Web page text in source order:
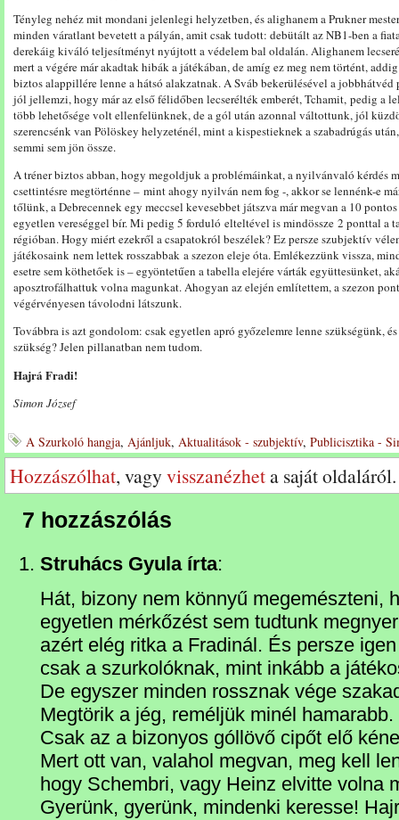
Tényleg nehéz mit mondani jelenlegi helyzetben, és alighanem a Prukner
minden váratlant bevetett a pályán, amit csak tudott: debütált az NB1-ben a
derekáig kiváló teljesítményt nyújtott a védelem bal oldalán. Alighanem
mert a végére már akadtak hibák a játékában, de amíg ez meg nem történt,
biztos alappillére lenne a hátsó alakzatnak. A Sváb bekerülésével a
jól jellemzi, hogy már az első félidőben lecserélték emberét, Tchamit, pedig a
több lehetősége volt ellenfelünknek, de a gól után azonnal váltottunk, jól
szerencsénk van Pölöskey helyzeténél, mint a kispestieknek a szabadrúgás
semmi sem jön össze.
A tréner biztos abban, hogy megoldjuk a problémáinkat, a nyilvánvaló kérdés
csettintésre megtörténne – mint ahogy nyilván nem fog -, akkor se lennénk-e
tőlünk, a Debrecennek egy meccsel kevesebbet játszva már megvan a 10
egyetlen vereséggel bír. Mi pedig 5 forduló elteltével is mindössze 2 ponttal a
régióban. Hogy miért ezekről a csapatokról beszélek? Ez persze szubjektív
játékosaink nem lettek rosszabbak a szezon eleje óta. Emlékezzünk vissza,
esetre sem köthetőek is – egyöntetűen a tabella elejére várták együttesünket,
aposztrofálhattuk volna magunkat. Ahogyan az elején említettem, a szezon
végérvényesen távolodni látszunk.
Továbbra is azt gondolom: csak egyetlen apró győzelemre lenne szükségünk,
szükség? Jelen pillanatban nem tudom.
Hajrá Fradi!
Simon József
A Szurkoló hangja, Ajánljuk, Aktualitások - szubjektív, Publicisztika -
Hozzászólhat, vagyvisszanézheta saját oldaláról.
7 hozzászólás
Struhács Gyula írta:
Hát, bizony nem könnyű megemészteni,
egyetlen mérkőzést sem tudtunk
azért elég ritka a Fradinál. És persze
csak a szurkolóknak, mint inkább a
De egyszer minden rossznak vége
Megtörik a jég, reméljük minél hamarabb.
Csak az a bizonyos góllövő cipőt elő
Mert ott van, valahol megvan, meg kell
hogy Schembri, vagy Heinz elvitte volna
Gyerünk, gyerünk, mindenki keresse!